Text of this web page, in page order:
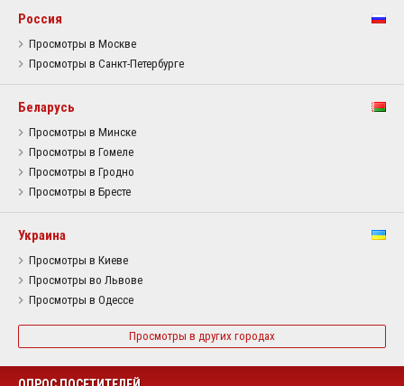
Россия
Просмотры в Москве
Просмотры в Санкт-Петербурге
Беларусь
Просмотры в Минске
Просмотры в Гомеле
Просмотры в Гродно
Просмотры в Бресте
Украина
Просмотры в Киеве
Просмотры во Львове
Просмотры в Одессе
Просмотры в других городах